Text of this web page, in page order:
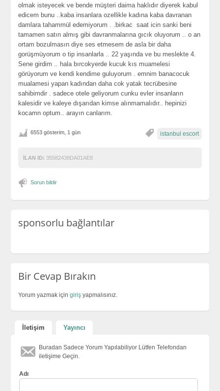
olmak isteyecek ve bende müşteri daima haklıdır diyerek kabul
edicem bunu ..kaba insanlara ozellikle kadına kaba davranan
damlara tahammül edemiyorum . .birkac saat icin sanki beni
tamamen satın almış gibi davranmalarına gıcık oluyorum .. o an
ortam bozulmasın diye ses etmesem de asla bir daha
gorüşmüyorum o tip insanlarla .. 22 yaşında ve bu meslekte 4.
Sene girdim .. hala bırcokyerde kucuk kıs muamelesi
görüyorum ve kendi kendime guluyorum . emnim banacocuk
mualamesi yapan kadından daha cok yatak tecrübesine
sahibimdir . sadece otele geliyorum cunku evler insanların
kalesidir ve kaleye dışarıdan kimse alınmamalıdır.. hepinizi
kocamn optum.. arayın canlarım.
istanbul escort
6553 gösterim, 1 gün
İLAN ID: 35582438DA01AE8
Sorun bildir
sponsorlu bağlantılar
Bir Cevap Bırakın
Yorum yazmak içingiriş yapmalısınız.
İletişim Yayıncı
Buradan Sadece Yorum Yapılabiliyor Lütfen Telefondan
iletişime Geçin.
Adı